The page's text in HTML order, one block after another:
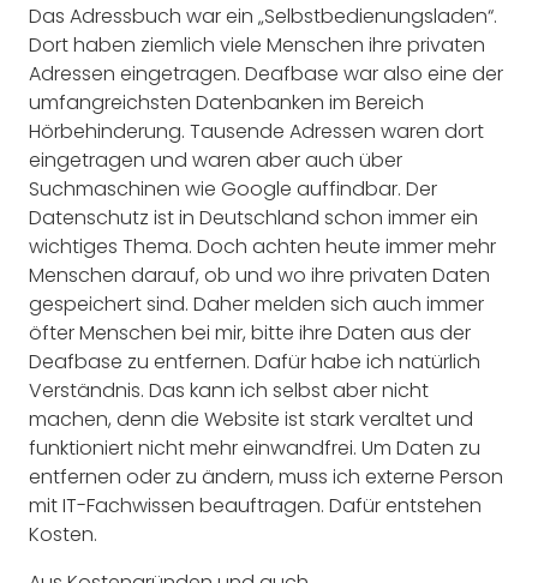
Das Adressbuch war ein „Selbstbedienungsladen“.
Dort haben ziemlich viele Menschen ihre privaten
Adressen eingetragen. Deafbase war also eine der
umfangreichsten Datenbanken im Bereich
Hörbehinderung. Tausende Adressen waren dort
eingetragen und waren aber auch über
Suchmaschinen wie Google auffindbar. Der
Datenschutz ist in Deutschland schon immer ein
wichtiges Thema. Doch achten heute immer mehr
Menschen darauf, ob und wo ihre privaten Daten
gespeichert sind. Daher melden sich auch immer
öfter Menschen bei mir, bitte ihre Daten aus der
Deafbase zu entfernen. Dafür habe ich natürlich
Verständnis. Das kann ich selbst aber nicht
machen, denn die Website ist stark veraltet und
funktioniert nicht mehr einwandfrei. Um Daten zu
entfernen oder zu ändern, muss ich externe Person
mit IT-Fachwissen beauftragen. Dafür entstehen
Kosten.